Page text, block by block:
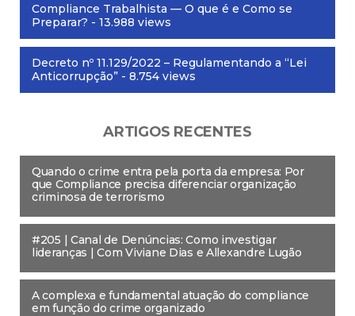
Compliance Trabalhista — O que é e Como se
Preparar? - 13.988 views
Decreto nº 11.129/2022 – Regulamentando a “Lei
Anticorrupção” - 8.754 views
ARTIGOS RECENTES
Quando o crime entra pela porta da empresa: Por
que Compliance precisa diferenciar organização
criminosa de terrorismo
#205 | Canal de Denúncias: Como investigar
lideranças | Com Viviane Dias e Allexandre Lugão
A complexa e fundamental atuação do compliance
em função do crime organizado